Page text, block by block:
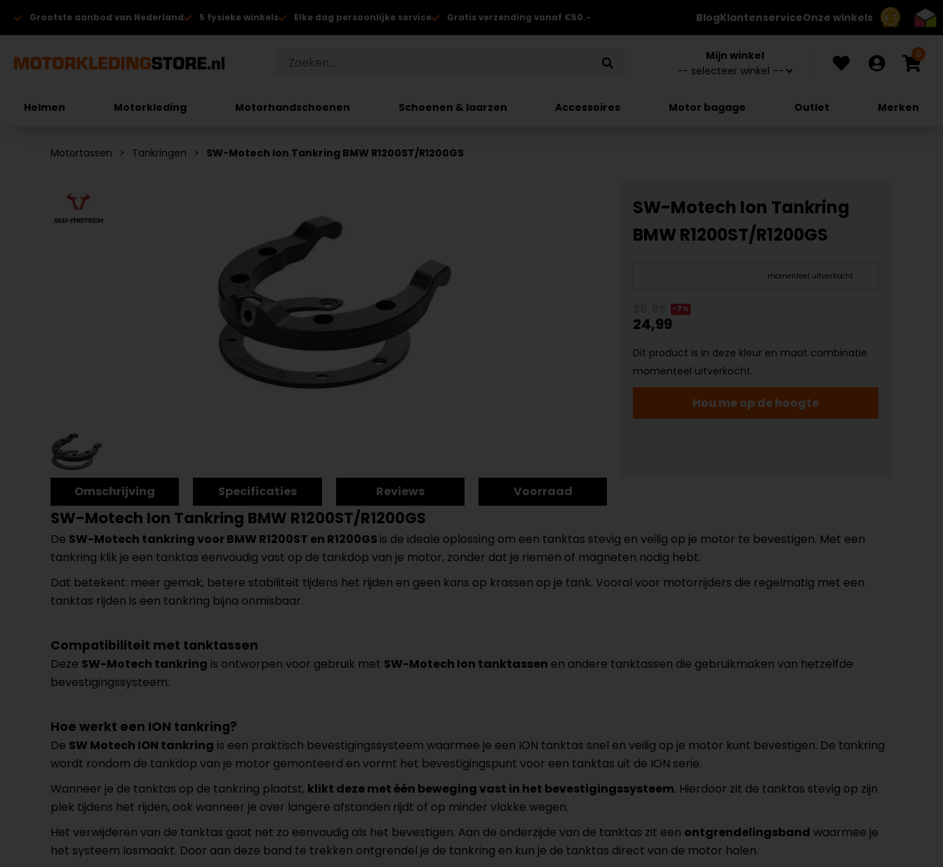
8.7
Grootste aanbod van Nederland 5 fysieke winkels Elke dag persoonlijke service Gratis verzending vanaf €50.- BlogKlantenserviceOnze winkels
Mijn winkel 0
Helmen Motorkleding Motorhandschoenen Schoenen & laarzen Accessoires Motor bagage Outlet Merken
Motortassen Tankringen SW-Motech Ion Tankring BMW R1200ST/R1200GS
SW-Motech Ion Tankring
BMW R1200ST/R1200GS
momenteel uitverkocht
-7%
24,99
Dit product is in deze kleur en maat combinatie
momenteel uitverkocht.
Hou me op de hoogte
Omschrijving Specificaties Reviews Voorraad
SW-Motech Ion Tankring BMW R1200ST/R1200GS
De SW-Motech tankring voor BMW R1200ST en R1200GS is de ideale oplossing om een tanktas stevig en veilig op je motor te bevestigen. Met een
tankring klik je een tanktas eenvoudig vast op de tankdop van je motor, zonder dat je riemen of magneten nodig hebt.
Dat betekent: meer gemak, betere stabiliteit tijdens het rijden en geen kans op krassen op je tank. Vooral voor motorrijders die regelmatig met een
tanktas rijden is een tankring bijna onmisbaar.
Compatibiliteit met tanktassen
Deze SW-Motech tankring is ontworpen voor gebruik met SW-Motech Ion tanktassen en andere tanktassen die gebruikmaken van hetzelfde
bevestigingssysteem.
Hoe werkt een ION tankring?
De SW Motech ION tankring is een praktisch bevestigingssysteem waarmee je een ION tanktas snel en veilig op je motor kunt bevestigen. De tankring
wordt rondom de tankdop van je motor gemonteerd en vormt het bevestigingspunt voor een tanktas uit de ION serie.
Wanneer je de tanktas op de tankring plaatst, klikt deze met één beweging vast in het bevestigingssysteem. Hierdoor zit de tanktas stevig op zijn
plek tijdens het rijden, ook wanneer je over langere afstanden rijdt of op minder vlakke wegen.
Het verwijderen van de tanktas gaat net zo eenvoudig als het bevestigen. Aan de onderzijde van de tanktas zit een ontgrendelingsband waarmee je
het systeem losmaakt. Door aan deze band te trekken ontgrendel je de tankring en kun je de tanktas direct van de motor halen.